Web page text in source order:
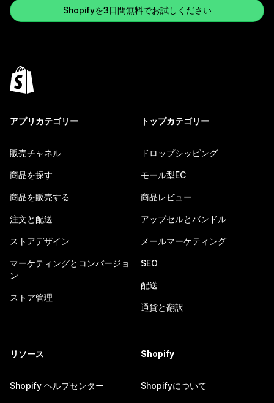
Shopifyを3日間無料でお試しください
アプリカテゴリー
販売チャネル
商品を探す
商品を販売する
注文と配送
ストアデザイン
マーケティングとコンバージョ
ン
ストア管理
トップカテゴリー
ドロップシッピング
モール型EC
商品レビュー
アップセルとバンドル
メールマーケティング
SEO
配送
通貨と翻訳
リソース
Shopify ヘルプセンター
Shopify
Shopifyについて